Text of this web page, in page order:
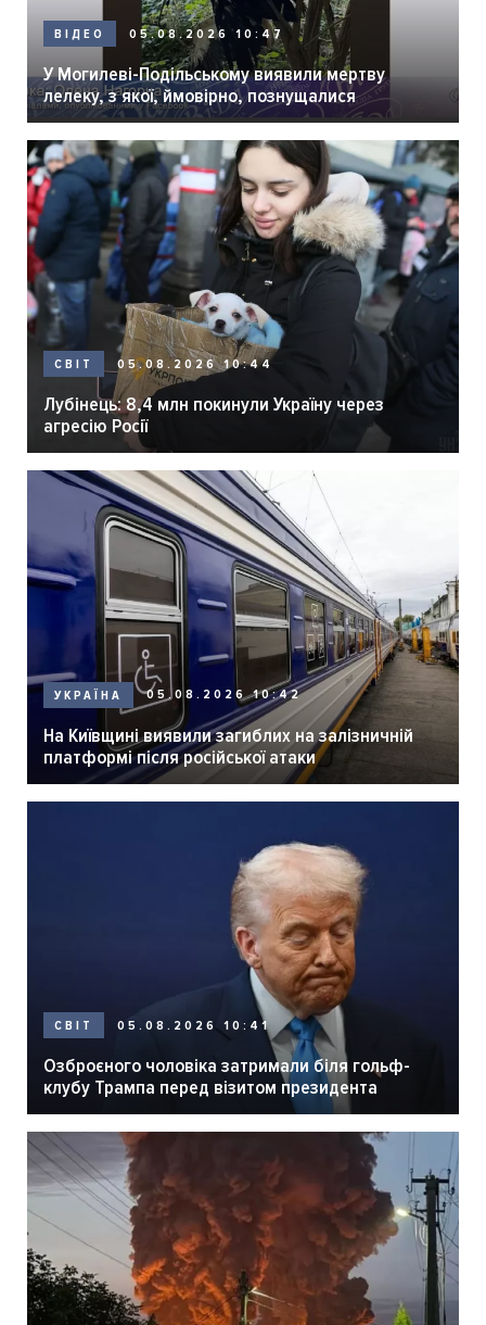
ВІДЕО 05.08.2026 10:47
У Могилеві-Подільському виявили мертву
лелеку, з якої, ймовірно, познущалися
СВІТ 05.08.2026 10:44
Лубінець: 8,4 млн покинули Україну через
агресію Росії
УКРАЇНА 05.08.2026 10:42
На Київщині виявили загиблих на залізничній
платформі після російської атаки
СВІТ 05.08.2026 10:41
Озброєного чоловіка затримали біля гольф-
клубу Трампа перед візитом президента